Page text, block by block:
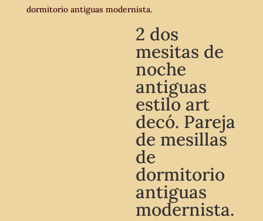
dormitorio antiguas modernista.
2 dos
mesitas de
noche
antiguas
estilo art
decó. Pareja
de mesillas
de
dormitorio
antiguas
modernista.